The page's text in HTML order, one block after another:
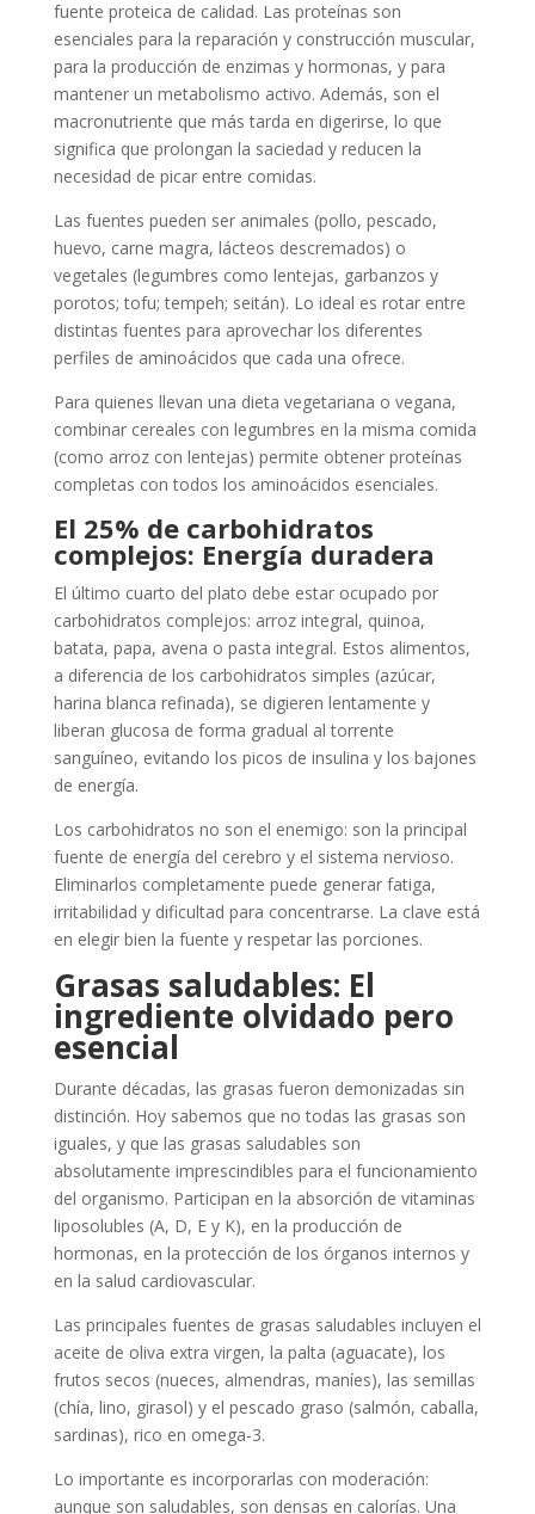
fuente proteica de calidad. Las proteínas son
esenciales para la reparación y construcción muscular,
para la producción de enzimas y hormonas, y para
mantener un metabolismo activo. Además, son el
macronutriente que más tarda en digerirse, lo que
significa que prolongan la saciedad y reducen la
necesidad de picar entre comidas.
Las fuentes pueden ser animales (pollo, pescado,
huevo, carne magra, lácteos descremados) o
vegetales (legumbres como lentejas, garbanzos y
porotos; tofu; tempeh; seitán). Lo ideal es rotar entre
distintas fuentes para aprovechar los diferentes
perfiles de aminoácidos que cada una ofrece.
Para quienes llevan una dieta vegetariana o vegana,
combinar cereales con legumbres en la misma comida
(como arroz con lentejas) permite obtener proteínas
completas con todos los aminoácidos esenciales.
El 25% de carbohidratos
complejos: Energía duradera
El último cuarto del plato debe estar ocupado por
carbohidratos complejos: arroz integral, quinoa,
batata, papa, avena o pasta integral. Estos alimentos,
a diferencia de los carbohidratos simples (azúcar,
harina blanca refinada), se digieren lentamente y
liberan glucosa de forma gradual al torrente
sanguíneo, evitando los picos de insulina y los bajones
de energía.
Los carbohidratos no son el enemigo: son la principal
fuente de energía del cerebro y el sistema nervioso.
Eliminarlos completamente puede generar fatiga,
irritabilidad y dificultad para concentrarse. La clave está
en elegir bien la fuente y respetar las porciones.
Grasas saludables: El
ingrediente olvidado pero
esencial
Durante décadas, las grasas fueron demonizadas sin
distinción. Hoy sabemos que no todas las grasas son
iguales, y que las grasas saludables son
absolutamente imprescindibles para el funcionamiento
del organismo. Participan en la absorción de vitaminas
liposolubles (A, D, E y K), en la producción de
hormonas, en la protección de los órganos internos y
en la salud cardiovascular.
Las principales fuentes de grasas saludables incluyen el
aceite de oliva extra virgen, la palta (aguacate), los
frutos secos (nueces, almendras, maníes), las semillas
(chía, lino, girasol) y el pescado graso (salmón, caballa,
sardinas), rico en omega-3.
Lo importante es incorporarlas con moderación:
aunque son saludables, son densas en calorías. Una